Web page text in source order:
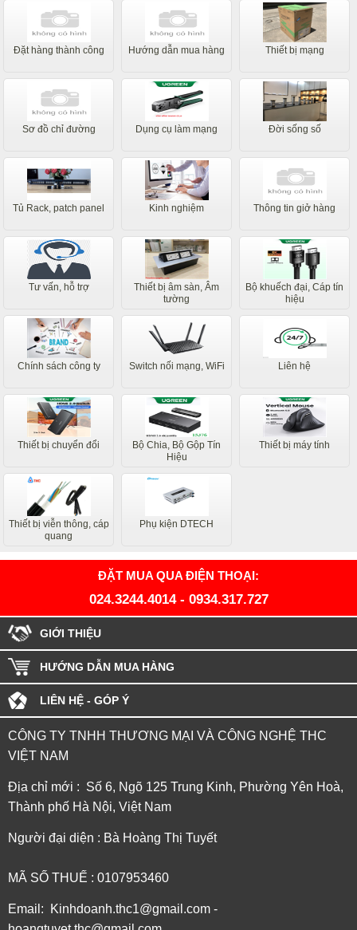
Đặt hàng thành công Hướng dẫn mua hàng Thiết bị mạng
Sơ đồ chỉ đường Dụng cụ làm mạng Đời sống số
Tủ Rack, patch panel Kinh nghiệm Thông tin giở hàng
Tư vấn, hỗ trợ
Thiết bị âm sàn, Âm
tường
Bộ khuếch đại, Cáp tín
hiệu
Chính sách công ty Switch nối mạng, WiFi Liên hệ
Thiết bị chuyển đổi
Bộ Chia, Bộ Gộp Tín
Hiệu
Thiết bị máy tính
Thiết bị viễn thông, cáp
quang
Phụ kiện DTECH
ĐẶT MUA QUA ĐIỆN THOẠI:
024.3244.4014- 0934.317.727
GIỚI THIỆU
HƯỚNG DẪN MUA HÀNG
LIÊN HỆ - GÓP Ý
CÔNG TY TNHH THƯƠNG MẠI VÀ CÔNG NGHỆ THC
VIỆT NAM
Địa chỉ mới : Số 6, Ngõ 125 Trung Kinh, Phường Yên Hoà,
Thành phố Hà Nội, Việt Nam
Người đại diện : Bà Hoàng Thị Tuyết
MÃ SỐ THUẾ : 0107953460
Email: Kinhdoanh.thc1@gmail.com -